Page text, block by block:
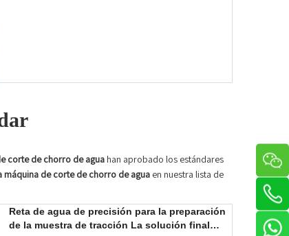
corte de chorro de agua han aprobado los estándares
máquina de corte de chorro de agua en nuestra lista de
Reta de agua de precisión para la preparación
de la muestra de tracción La solución final